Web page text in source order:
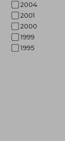
2004
2001
2000
1999
1995